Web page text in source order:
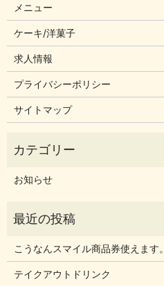
メニュー
ケーキ/洋菓子
求人情報
プライバシーポリシー
サイトマップ
お知らせ
こうなんスマイル商品券使えます。
テイクアウトドリンク